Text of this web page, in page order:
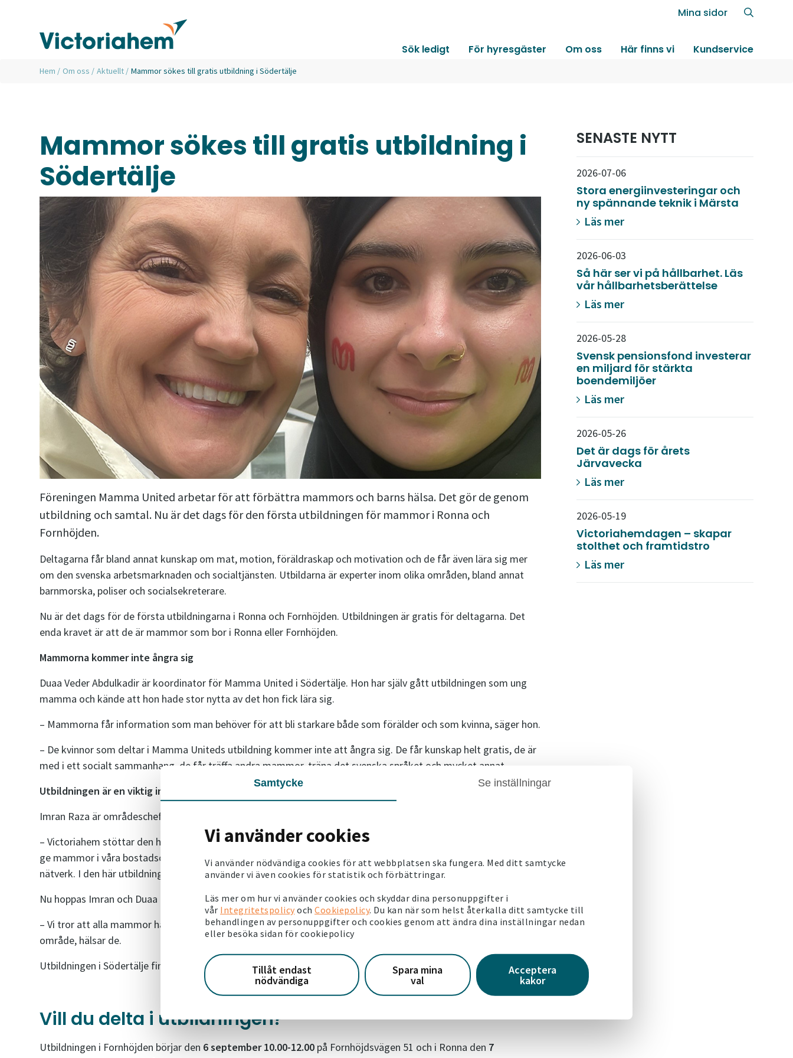
Samtycke Se inställningar
Vi använder cookies
Vi använder nödvändiga cookies för att webbplatsen ska fungera. Med ditt samtycke
använder vi även cookies för statistik och förbättringar.
Läs mer om hur vi använder cookies och skyddar dina personuppgifter i
vår Integritetspolicy och Cookiepolicy. Du kan när som helst återkalla ditt samtycke till
behandlingen av personuppgifter och cookies genom att ändra dina inställningar nedan
eller besöka sidan för cookiepolicy
Tillåt endast
nödvändiga
Spara mina
val
Acceptera
kakor
Mina sidor
Sök ledigt För hyresgäster Om oss Här finns vi Kundservice
Hem / Om oss / Aktuellt / Mammor sökes till gratis utbildning i Södertälje
Mammor sökes till gratis utbildning i
Södertälje
Föreningen Mamma United arbetar för att förbättra mammors och barns hälsa. Det gör de genom
utbildning och samtal. Nu är det dags för den första utbildningen för mammor i Ronna och
Fornhöjden.
Deltagarna får bland annat kunskap om mat, motion, föräldraskap och motivation och de får även lära sig mer
om den svenska arbetsmarknaden och socialtjänsten. Utbildarna är experter inom olika områden, bland annat
barnmorska, poliser och socialsekreterare.
Nu är det dags för de första utbildningarna i Ronna och Fornhöjden. Utbildningen är gratis för deltagarna. Det
enda kravet är att de är mammor som bor i Ronna eller Fornhöjden.
Mammorna kommer inte ångra sig
Duaa Veder Abdulkadir är koordinator för Mamma United i Södertälje. Hon har själv gått utbildningen som ung
mamma och kände att hon hade stor nytta av det hon fick lära sig.
– Mammorna får information som man behöver för att bli starkare både som förälder och som kvinna, säger hon.
– De kvinnor som deltar i Mamma Uniteds utbildning kommer inte att ångra sig. De får kunskap helt gratis, de är
med i ett socialt sammanhang, de får träffa andra mammor, träna det svenska språket och mycket annat.
Utbildningen är en viktig insats
Imran Raza är områdeschef för Victoriahem i Södertälje och han tycker att det här är en viktig insats.
– Victoriahem stöttar den här insatsen för att vi har sett att Mamma Uniteds arbete har gett bra resultat. Vi vill
ge mammor i våra bostadsområden en möjlighet att öka sin kunskap om samhället och att skapa ett större
nätverk. I den här utbildningen kan de även få expertsvar på sina frågor, säger han.
Nu hoppas Imran och Duaa att de får in många anmälningar.
– Vi tror att alla mammor har nytta av vår utbildning – och kanske kan de till och med hitta en ny vän i sitt
område, hälsar de.
Utbildningen i Södertälje finansieras av Victoriahem ochSBB.
Vill du delta i utbildningen?
Utbildningen i Fornhöjden börjar den 6 september 10.00-12.00 på Fornhöjdsvägen 51 och i Ronna den 7
SENASTE NYTT
2026-07-06
Stora energiinvesteringar och
ny spännande teknik i Märsta
Läs mer
2026-06-03
Så här ser vi på hållbarhet. Läs
vår hållbarhetsberättelse
Läs mer
2026-05-28
Svensk pensionsfond investerar
en miljard för stärkta
boendemiljöer
Läs mer
2026-05-26
Det är dags för årets
Järvavecka
Läs mer
2026-05-19
Victoriahemdagen – skapar
stolthet och framtidstro
Läs mer